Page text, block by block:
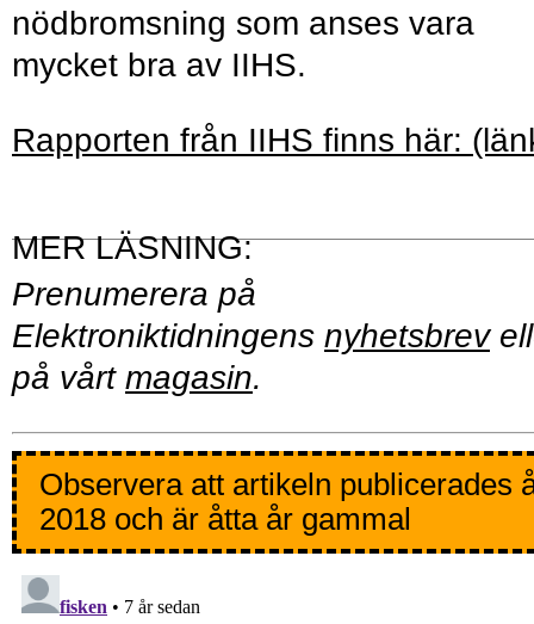
nödbromsning som anses vara
mycket bra av IIHS.
Rapporten från IIHS finns här:
Prenumerera på
Elektroniktidningens nyhetsbrev
på vårt magasin.
Observera att artikeln publicerades
2018 och är åtta år gammal